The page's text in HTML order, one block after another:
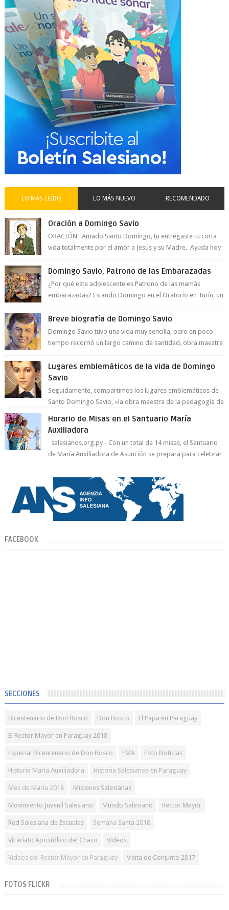
LO MÁS LEÍDO LO MÁS NUEVO RECOMENDADO
Oración a Domingo Savio
ORACIÓN Amado Santo Domingo, tu entregaste tu corta
vida totalmente por el amor a Jesús y su Madre. Ayuda hoy
Domingo Savio, Patrono de las Embarazadas
¿Por qué este adolescente es Patrono de las mamás
embarazadas? Estando Domingo en el Oratorio en Turín, un
Breve biografía de Domingo Savio
Domingo Savio tuvo una vida muy sencilla, pero en poco
tiempo recorrió un largo camino de santidad, obra maestra
Lugares emblemáticos de la vida de Domingo
Savio
Seguidamente, compartimos los lugares emblemáticos de
Santo Domingo Savio, «la obra maestra de la pedagogía de
Horario de Misas en el Santuario María
Auxiliadora
salesianos.org.py - Con un total de 14 misas, el Santuario
de María Auxiliadora de Asunción se prepara para celebrar
FACEBOOK
SECCIONES
Bicentenario de Don Bosco Don Bosco El Papa en Paraguay
El Rector Mayor en Paraguay 2018
Especial Bicentenario de Don Bosco FMA Foto Noticias
Historia María Auxiliadora Historia Salesianos en Paraguay
Mes de María 2018 Misiones Salesianas
Movimiento Juvenil Salesiano Mundo Salesiano Rector Mayor
Red Salesiana de Escuelas Semana Santa 2018
Vicariato Apostólico del Chaco Videos
Videos del Rector Mayor en Paraguay Visita de Conjunto 2017
FOTOS FLICKR